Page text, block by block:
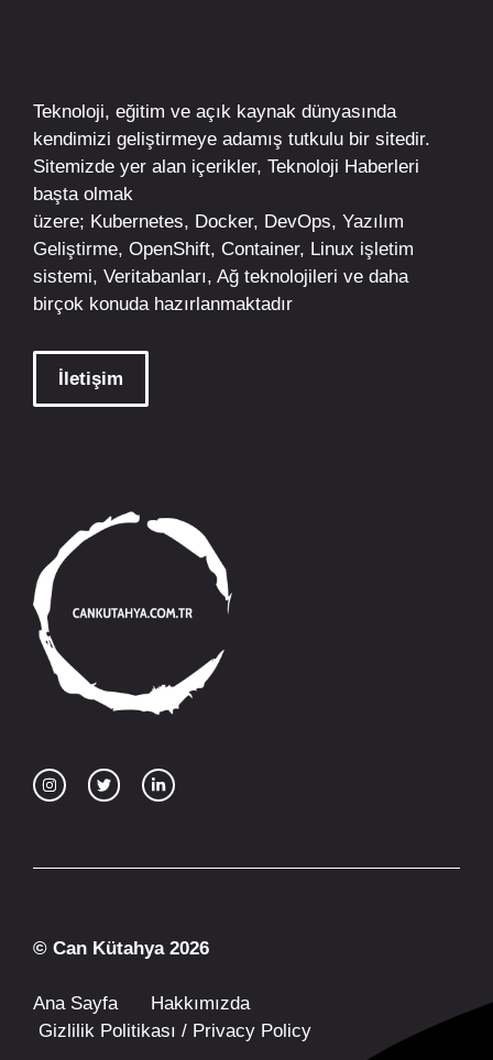
Teknoloji, eğitim ve açık kaynak dünyasında
kendimizi geliştirmeye adamış tutkulu bir sitedir.
Sitemizde yer alan içerikler, Teknoloji Haberleri
başta olmak
üzere; Kubernetes, Docker, DevOps, Yazılım
Geliştirme, OpenShift, Container, Linux işletim
sistemi, Veritabanları, Ağ teknolojileri ve daha
birçok konuda hazırlanmaktadır
İletişim
© Can Kütahya 2026
Ana Sayfa
Hakkımızda
Gizlilik Politikası / Privacy Policy